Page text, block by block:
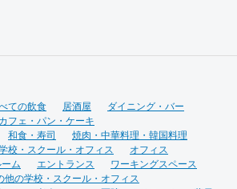
ての飲食 居酒屋
ダイニング・バー
カフェ・パン・ケーキ
和食・寿司
焼肉・中華料理・韓国料理
校・スクール・オフィス
オフィス
ム
エントランス
ワーキングスペース
他の学校・スクール・オフィス